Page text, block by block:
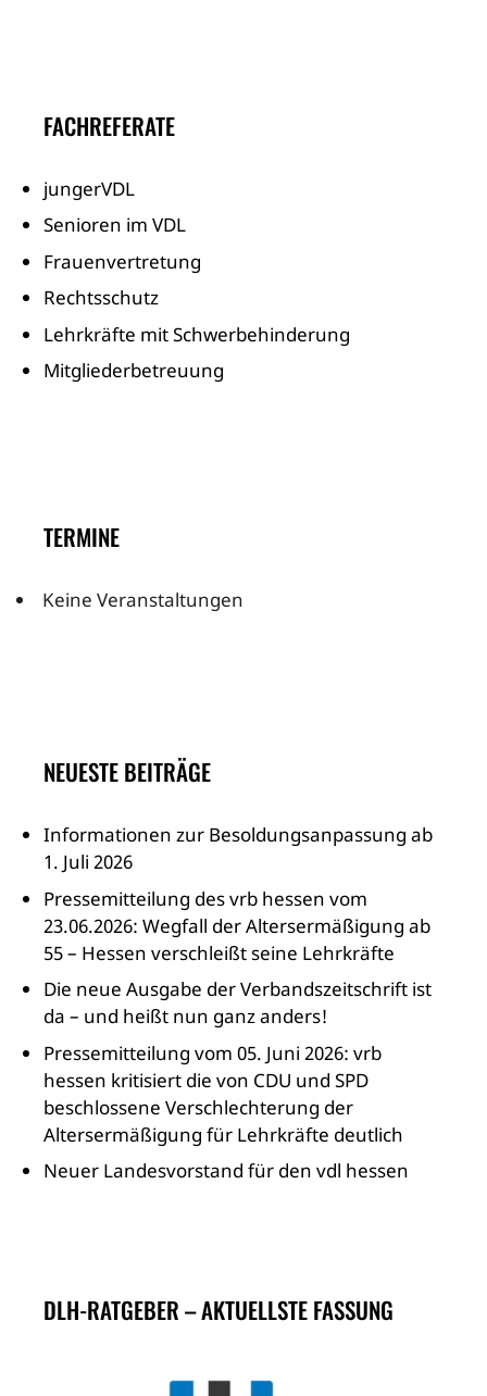
FACHREFERATE
jungerVDL
Senioren im VDL
Frauenvertretung
Rechtsschutz
Lehrkräfte mit Schwerbehinderung
Mitgliederbetreuung
TERMINE
Keine Veranstaltungen
NEUESTE BEITRÄGE
Informationen zur Besoldungsanpassung ab
1. Juli 2026
Pressemitteilung des vrb hessen vom
23.06.2026: Wegfall der Altersermäßigung ab
55 – Hessen verschleißt seine Lehrkräfte
Die neue Ausgabe der Verbandszeitschrift ist
da – und heißt nun ganz anders!
Pressemitteilung vom 05. Juni 2026: vrb
hessen kritisiert die von CDU und SPD
beschlossene Verschlechterung der
Altersermäßigung für Lehrkräfte deutlich
Neuer Landesvorstand für den vdl hessen
DLH-RATGEBER – AKTUELLSTE FASSUNG